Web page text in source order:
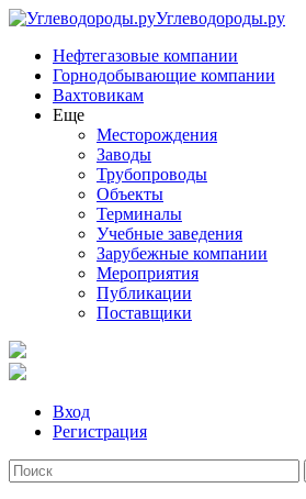
Углеводороды.ру
Нефтегазовые компании
Горнодобывающие компании
Вахтовикам
Еще
Месторождения
Заводы
Трубопроводы
Объекты
Терминалы
Учебные заведения
Зарубежные компании
Мероприятия
Публикации
Поставщики
Вход
Регистрация